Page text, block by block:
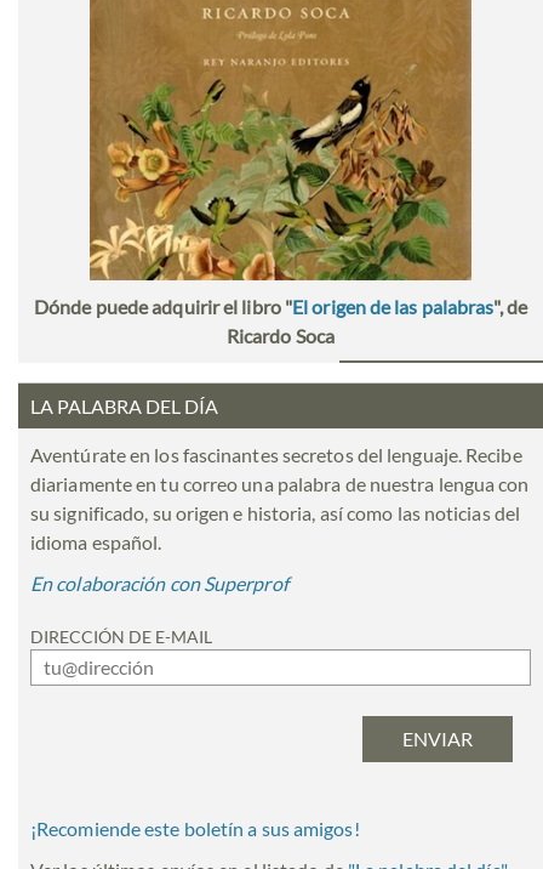
Dónde puede adquirir el libro "El origen de las palabras", de
Ricardo Soca
LA PALABRA DEL DÍA
Aventúrate en los fascinantes secretos del lenguaje. Recibe
diariamente en tu correo una palabra de nuestra lengua con
su significado, su origen e historia, así como las noticias del
idioma español.
En colaboración con Superprof
DIRECCIÓN DE E-MAIL
¡Recomiende este boletín a sus amigos!